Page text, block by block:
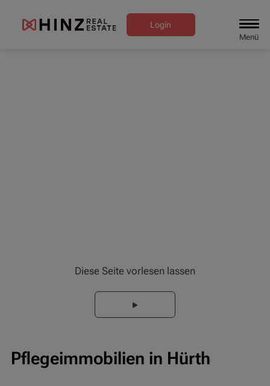
Login
Diese Seite vorlesen lassen
Pflegeimmobilien in Hürth